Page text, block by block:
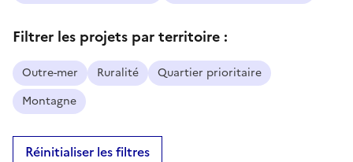
Filtrer les projets par territoire :
Outre-mer Ruralité
Quartier prioritaire
Montagne
Réinitialiser les filtres